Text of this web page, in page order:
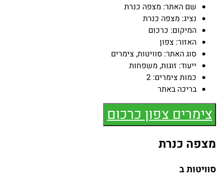
שם האתר: מצפה כנרת
נציג: מצפה כנרת
המיקום: כרכום
האזור: צפון
סוג האתר: סוויטות, צימרים
ייעוד: זוגות, משפחות
כמות צימרים: 2
בריכה באתר
צימרים צפון כרכום
מצפה כנרת
סוויטות ב